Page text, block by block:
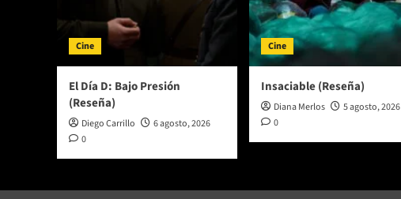
Cine
El Día D: Bajo Presión
(Reseña)
Diego Carrillo
6 agosto, 2026
0
Cine
Insaciable (Reseña)
Diana Merlos
5 agosto, 2026
0